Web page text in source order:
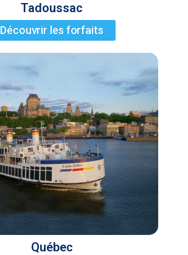
Tadoussac
Découvrir les forfaits
Québec